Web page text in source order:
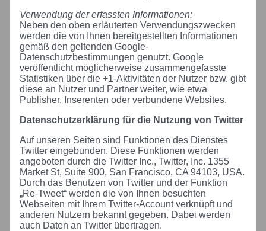
Verwendung der erfassten Informationen:
Neben den oben erläuterten Verwendungszwecken
werden die von Ihnen bereitgestellten Informationen
gemäß den geltenden Google-
Datenschutzbestimmungen genutzt. Google
veröffentlicht möglicherweise zusammengefasste
Statistiken über die +1-Aktivitäten der Nutzer bzw. gibt
diese an Nutzer und Partner weiter, wie etwa
Publisher, Inserenten oder verbundene Websites.
Datenschutzerklärung für die Nutzung von Twitter
Auf unseren Seiten sind Funktionen des Dienstes
Twitter eingebunden. Diese Funktionen werden
angeboten durch die Twitter Inc., Twitter, Inc. 1355
Market St, Suite 900, San Francisco, CA 94103, USA.
Durch das Benutzen von Twitter und der Funktion
„Re-Tweet“ werden die von Ihnen besuchten
Webseiten mit Ihrem Twitter-Account verknüpft und
anderen Nutzern bekannt gegeben. Dabei werden
auch Daten an Twitter übertragen.